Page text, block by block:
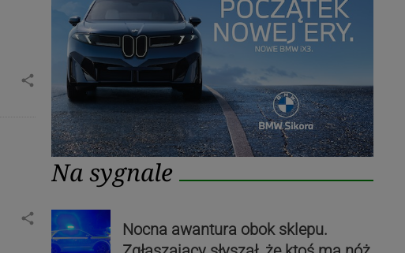
share
share
Na sygnale
Nocna awantura obok sklepu.